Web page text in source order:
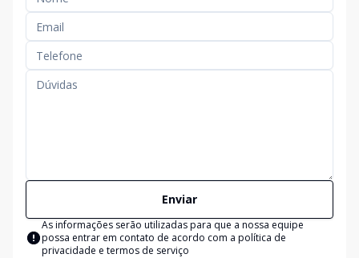
Enviar
As informações serão utilizadas para que a nossa equipe
possa entrar em contato de acordo com a política de
privacidade e termos de serviço